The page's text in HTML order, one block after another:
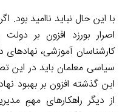
با این حال نباید ناامید بود.
اصرار بورزد افزون بر
کارشناسان آموزشی،
سیاسی معلمان باید در این
این گذشته افزون بر بهبود
از دیگر راهکار‌های مهمِ